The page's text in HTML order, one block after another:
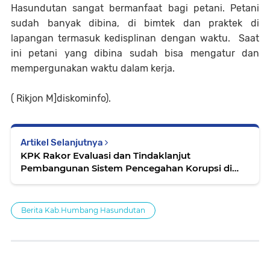
Hasundutan sangat bermanfaat bagi petani. Petani
sudah banyak dibina, di bimtek dan praktek di
lapangan termasuk kedisplinan dengan waktu. Saat
ini petani yang dibina sudah bisa mengatur dan
mempergunakan waktu dalam kerja.
( Rikjon M]diskominfo).
Artikel Selanjutnya
KPK Rakor Evaluasi dan Tindaklanjut
Pembangunan Sistem Pencegahan Korupsi di
Berita Kab.Humbang Hasundutan